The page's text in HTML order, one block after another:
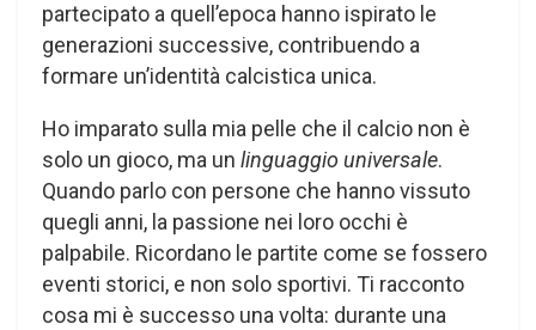
partecipato a quell’epoca hanno ispirato le
generazioni successive, contribuendo a
formare un’identità calcistica unica.
Ho imparato sulla mia pelle che il calcio non è
solo un gioco, ma un linguaggio universale.
Quando parlo con persone che hanno vissuto
quegli anni, la passione nei loro occhi è
palpabile. Ricordano le partite come se fossero
eventi storici, e non solo sportivi. Ti racconto
cosa mi è successo una volta: durante una